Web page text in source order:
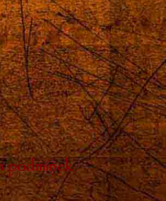
podmínek